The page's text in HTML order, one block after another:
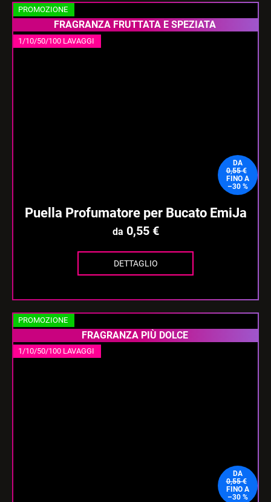
PROMOZIONE
FRAGRANZA FRUTTATA E SPEZIATA
1/10/50/100 LAVAGGI
DA
0,55 €
FINO A
–30 %
Puella Profumatore per Bucato EmiJa
da 0,55 €
DETTAGLIO
PROMOZIONE
FRAGRANZA PIÙ DOLCE
1/10/50/100 LAVAGGI
DA
0,55 €
FINO A
–30 %